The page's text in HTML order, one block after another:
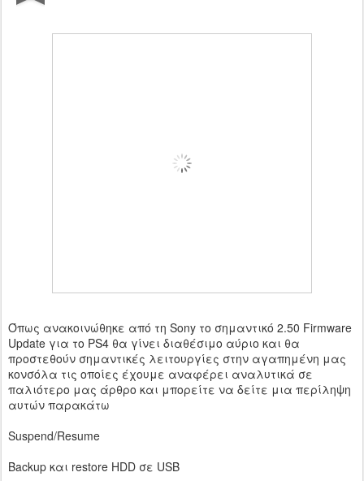
Όπως ανακοινώθηκε από τη Sony το σημαντικό 2.50 Firmware
Update για το PS4 θα γίνει διαθέσιμο αύριο και θα
προστεθούν σημαντικές λειτουργίες στην αγαπημένη μας
κονσόλα τις οποίες έχουμε αναφέρει αναλυτικά σε
παλιότερο μας άρθρο και μπορείτε να δείτε μια περίληψη
αυτών παρακάτω
Suspend/Resume
Backup και restore HDD σε USB